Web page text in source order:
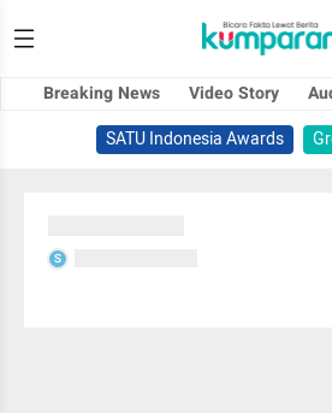
Breaking News Video Story
SATU Indonesia Awards
S